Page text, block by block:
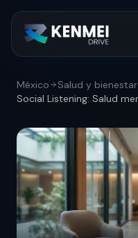
México Salud y bienestar